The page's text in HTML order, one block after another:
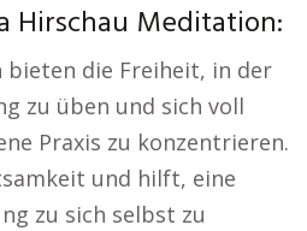
Hirschau Meditation:
bieten die Freiheit, in der
zu üben und sich voll
Praxis zu konzentrieren.
und hilft, eine
zu sich selbst zu